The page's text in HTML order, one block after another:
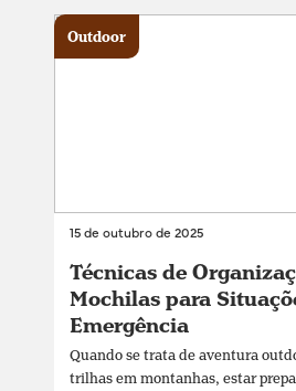
15 de outubro de 2025
Técnicas de
Mochilas para
Emergência
Quando se trata de aventura
trilhas em montanhas, estar
Outdoor